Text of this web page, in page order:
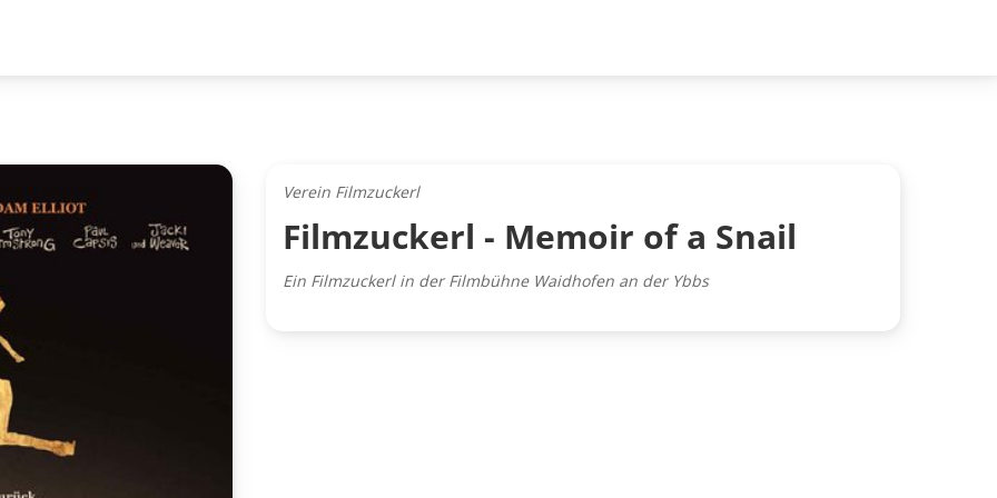
Verein Filmzuckerl
Filmzuckerl - Memoir of a Snail
Ein Filmzuckerl in der Filmbühne Waidhofen an der Ybbs